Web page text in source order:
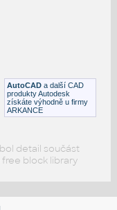
AutoCAD a další CAD
produkty Autodesk
získáte výhodně u firmy
ARKANCE
detail součást
block library